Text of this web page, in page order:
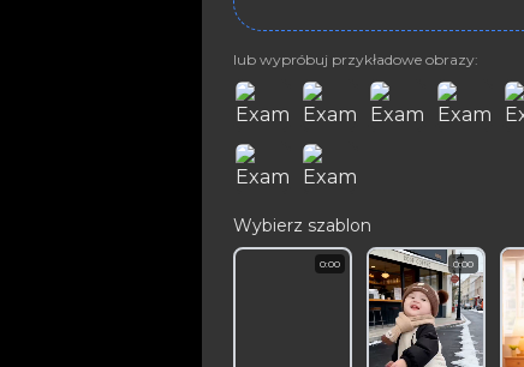
lub wypróbuj przykładowe obrazy:
Wybierz szablon
0:00 0:00